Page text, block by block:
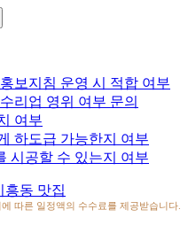
보지침 운영 시 적합 여부
리업 영위 여부 문의
여부
하도급 가능한지 여부
시공할 수 있는지 여부
흥동 맛집
따른 일정액의 수수료를 제공받습니다.